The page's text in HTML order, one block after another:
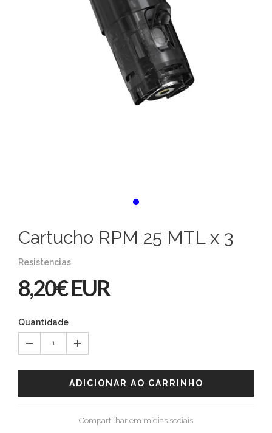
Cartucho RPM 25 MTL x 3
Resistencias
8,20€ EUR
Quantidade
1
ADICIONAR AO CARRINHO
Compartilhar em mídias sociais